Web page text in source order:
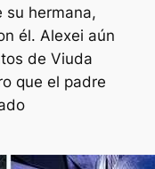
su hermana,
él. Alexei aún
de Viuda
que el padre